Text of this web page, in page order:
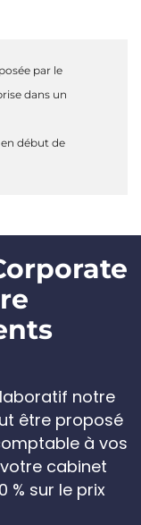
par le
dans un
début de
notre
être proposé
à vos
cabinet
% sur le prix